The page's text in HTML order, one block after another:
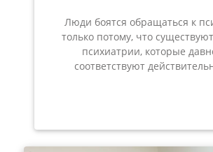
Люди боятся обращаться к
только потому, что
психиатрии, которые
соответствуют